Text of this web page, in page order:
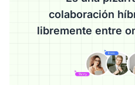
colaboración
libremente entre